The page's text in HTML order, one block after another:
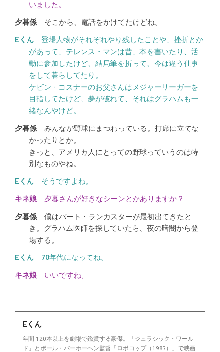
いました。
そこから、電話をかけてたけどね。
登場人物がそれぞれやり残したことや、挫折とか
があって、テレンス・マンは昔、本を書いたり、活
動に参加したけど、結局筆を折って、今は違う仕事
をして暮らしてたり。
ケビン・コスナーのお父さんはメジャーリーガーを
目指してたけど、夢が破れて、それはグラハムも一
緒なんやけど。
みんなが野球にまつわっている。打席に立てな
かったりとか。
きっと、アメリカ人にとっての野球っていうのは特
別なものやね。
そうですよね。
夕暮さんが好きなシーンとかありますか？
僕はバート・ランカスターが最初出てきたと
き。グラハム医師を探していたら、夜の暗闇から登
場する。
70年代になってね。
いいですね。
Eくん
年間 120本以上を劇場で鑑賞する豪傑。「ジュラシック・ワール
ド」とポール・バーホーヘン監督「ロボコップ（1987）」で映画